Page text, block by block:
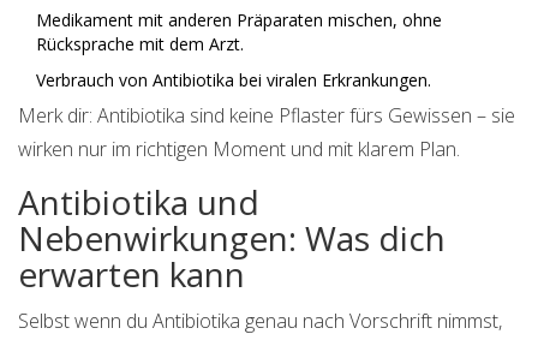
Medikament mit anderen Präparaten mischen, ohne
Rücksprache mit dem Arzt.
Verbrauch von Antibiotika bei viralen Erkrankungen.
Merk dir: Antibiotika sind keine Pflaster fürs Gewissen – sie
wirken nur im richtigen Moment und mit klarem Plan.
Antibiotika und
Nebenwirkungen: Was dich
erwarten kann
Selbst wenn du Antibiotika genau nach Vorschrift nimmst,